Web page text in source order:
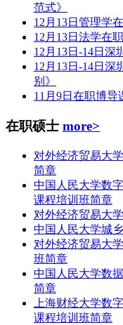
范式》
12月13日管理学
12月13日法学在
12月13日-14日深
12月13日-14日深
别》
11月9日在职博导
在职硕士 more>
对外经济贸易大
简章
中国人民大学数
课程培训班简章
对外经济贸易大
中国人民大学城
对外经济贸易大
班简章
中国人民大学数
简章
上海财经大学数
课程培训班简章